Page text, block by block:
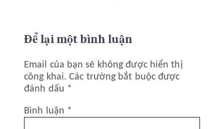
Để lại một bình luận
Email của bạn sẽ không được hiển thị
công khai. Các trường bắt buộc được
đánh dấu *
Bình luận *